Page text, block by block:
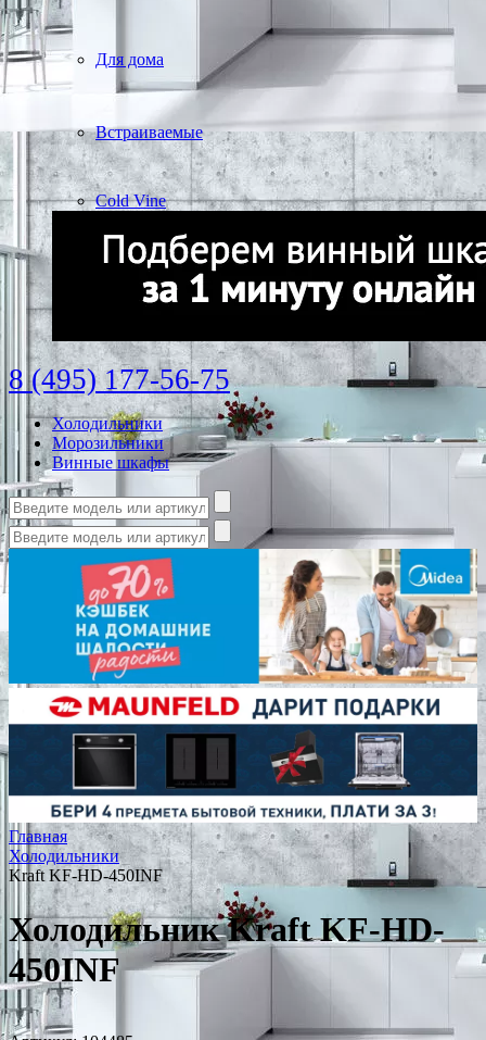
Для дома
Встраиваемые
Cold Vine
8 (495) 177-56-75
Холодильники
Морозильники
Винные шкафы
Главная
Холодильники
Kraft KF-HD-450INF
Холодильник Kraft KF-HD-
450INF